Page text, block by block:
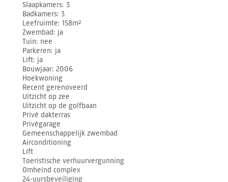
Slaapkamers 3
Badkamers 3
Leefruimte 158m²
Zwembad ja
Tuin nee
Parkeren ja
Lift ja
Bouwjaar 2006
Hoekwoning
Recent gerenoveerd
Uitzicht op zee
Uitzicht op de golfbaan
Privé dakterras
Privégarage
Gemeenschappelijk zwembad
Airconditioning
Lift
Toeristische verhuurvergunning
Omheind complex
24-uursbeveiliging